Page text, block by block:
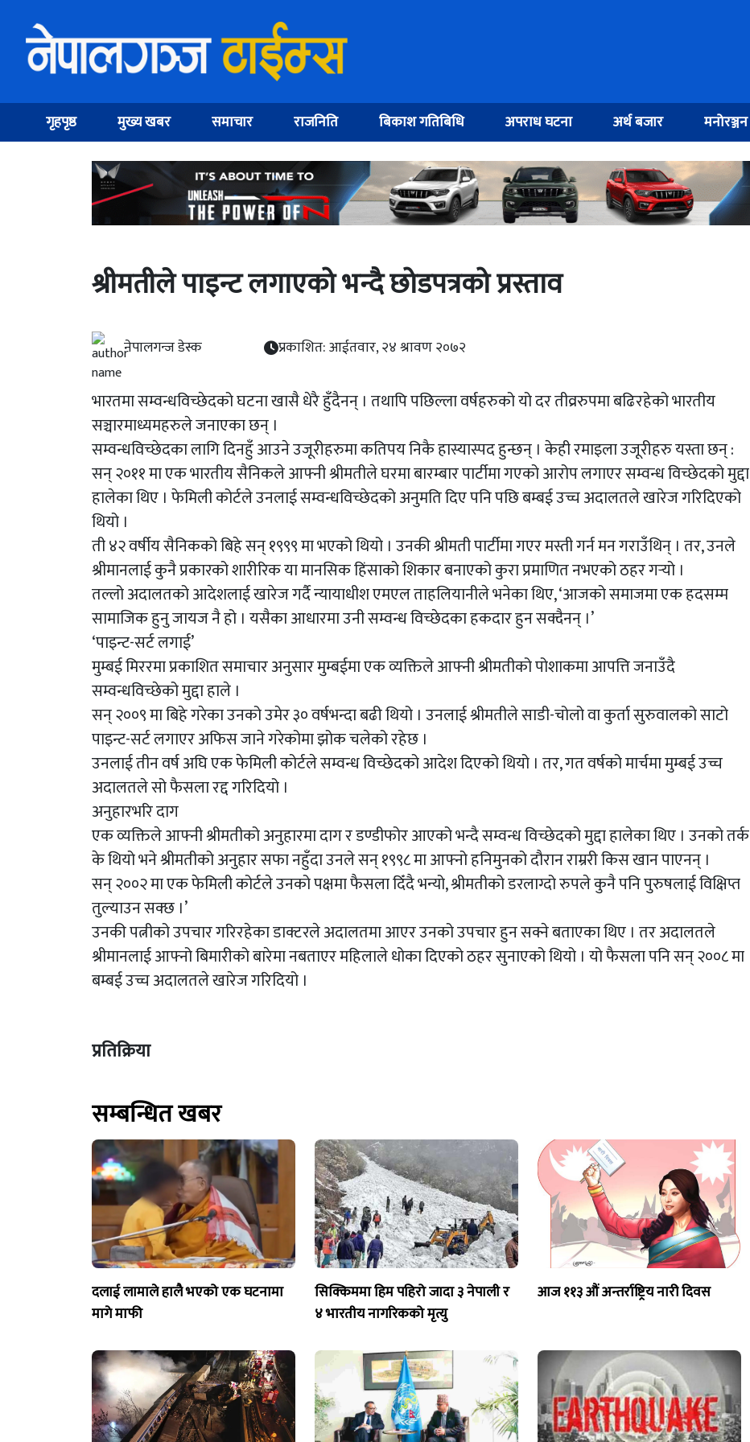
गृहपृष्ठ मुख्य खबर समाचार राजनिति बिकाश गतिबिधि अपराध घटना अर्थ बजार मनोरञ्जन
श्रीमतीले पाइन्ट लगाएको भन्दै छोडपत्रको प्रस्ताव
नेपालगन्ज डेस्क प्रकाशित: आईतवार, २४ श्रावण २०७२
भारतमा सम्वन्धविच्छेदको घटना खासै धेरै हुँदैनन् । तथापि पछिल्ला वर्षहरुको यो दर तीव्ररुपमा बढिरहेको भारतीय
सञ्चारमाध्यमहरुले जनाएका छन् ।
सम्वन्धविच्छेदका लागि दिनहुँ आउने उजूरीहरुमा कतिपय निकै हास्यास्पद हुन्छन् । केही रमाइला उजूरीहरु यस्ता छन् :
सन् २०११ मा एक भारतीय सैनिकले आफ्नी श्रीमतीले घरमा बारम्बार पार्टीमा गएको आरोप लगाएर सम्वन्ध विच्छेदको मुद्दा
हालेका थिए । फेमिली कोर्टले उनलाई सम्वन्धविच्छेदको अनुमति दिए पनि पछि बम्बई उच्च अदालतले खारेज गरिदिएको
थियो ।
ती ४२ वर्षीय सैनिकको बिहे सन् १९९९ मा भएको थियो । उनकी श्रीमती पार्टीमा गएर मस्ती गर्न मन गराउँथिन् । तर, उनले
श्रीमानलाई कुनै प्रकारको शारीरिक या मानसिक हिंसाको शिकार बनाएको कुरा प्रमाणित नभएको ठहर गर्‍यो ।
तल्लो अदालतको आदेशलाई खारेज गर्दै न्यायाधीश एमएल ताहलियानीले भनेका थिए, ‘आजको समाजमा एक हदसम्म
सामाजिक हुनु जायज नै हो । यसैका आधारमा उनी सम्वन्ध विच्छेदका हकदार हुन सक्दैनन् ।’
‘पाइन्ट-सर्ट लगाई’
मुम्बई मिररमा प्रकाशित समाचार अनुसार मुम्बईमा एक व्यक्तिले आफ्नी श्रीमतीको पोशाकमा आपत्ति जनाउँदै
सम्वन्धविच्छेको मुद्दा हाले ।
सन् २००९ मा बिहे गरेका उनको उमेर ३० वर्षभन्दा बढी थियो । उनलाई श्रीमतीले साडी-चोलो वा कुर्ता सुरुवालको साटो
पाइन्ट-सर्ट लगाएर अफिस जाने गरेकोमा झोक चलेको रहेछ ।
उनलाई तीन वर्ष अघि एक फेमिली कोर्टले सम्वन्ध विच्छेदको आदेश दिएको थियो । तर, गत वर्षको मार्चमा मुम्बई उच्च
अदालतले सो फैसला रद्द गरिदियो ।
अनुहारभरि दाग
एक व्यक्तिले आफ्नी श्रीमतीको अनुहारमा दाग र डण्डीफोर आएको भन्दै सम्वन्ध विच्छेदको मुद्दा हालेका थिए । उनको तर्क
के थियो भने श्रीमतीको अनुहार सफा नहुँदा उनले सन् १९९८ मा आफ्नो हनिमुनको दौरान राम्ररी किस खान पाएनन् ।
सन् २००२ मा एक फेमिली कोर्टले उनको पक्षमा फैसला दिँदै भन्यो, श्रीमतीको डरलाग्दो रुपले कुनै पनि पुरुषलाई विक्षिप्त
तुल्याउन सक्छ ।’
उनकी पत्नीको उपचार गरिरहेका डाक्टरले अदालतमा आएर उनको उपचार हुन सक्ने बताएका थिए । तर अदालतले
श्रीमानलाई आफ्नो बिमारीको बारेमा नबताएर महिलाले धोका दिएको ठहर सुनाएको थियो । यो फैसला पनि सन् २००८ मा
बम्बई उच्च अदालतले खारेज गरिदियो ।
प्रतिक्रिया
सम्बन्धित खबर
दलाई लामाले हालै भएको एक घटनामा
मागे माफी
सिक्किममा हिम पहिरो जादा ३ नेपाली र
४ भारतीय नागरिकको मृत्यु
आज ११३ औं अन्तर्राष्ट्रिय नारी दिवस